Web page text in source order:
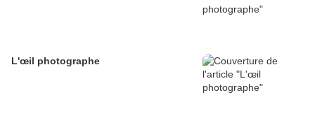
L'œil photographe